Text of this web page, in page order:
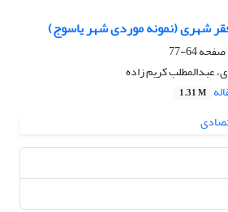
شهری (نمونه موردی شهر یاسوج)
64-77
عبدالمطلب کریم زاده
1.31 M